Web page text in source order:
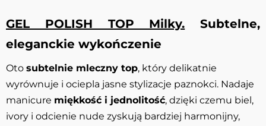
GEL POLISH TOP Milky. Subtelne,
eleganckie wykończenie
Oto subtelnie mleczny top, który delikatnie
wyrównuje i ociepla jasne stylizacje paznokci. Nadaje
manicure miękkość i jednolitość, dzięki czemu biel,
ivory i odcienie nude zyskują bardziej harmonijny,